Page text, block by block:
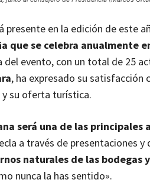
presente en la edición de este
que se celebra anualmente
del evento, con un total de 25
, ha expresado su
su oferta turística.
será una de las principales
a través de presentaciones
naturales de las bodegas
nunca la has sentido».